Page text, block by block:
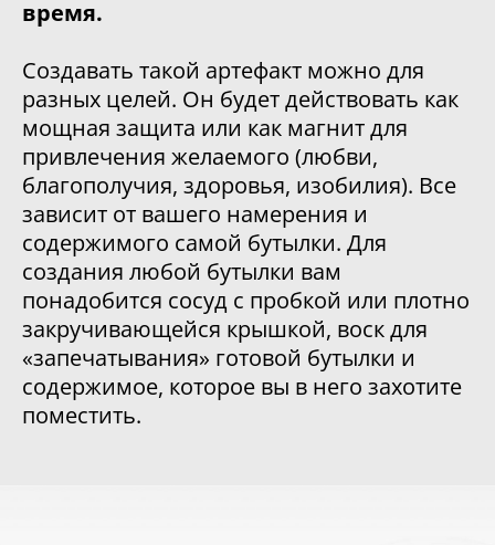
время.
Создавать такой артефакт можно для
разных целей. Он будет действовать как
мощная защита или как магнит для
привлечения желаемого (любви,
благополучия, здоровья, изобилия). Все
зависит от вашего намерения и
содержимого самой бутылки. Для
создания любой бутылки вам
понадобится сосуд с пробкой или плотно
закручивающейся крышкой, воск для
«запечатывания» готовой бутылки и
содержимое, которое вы в него захотите
поместить.